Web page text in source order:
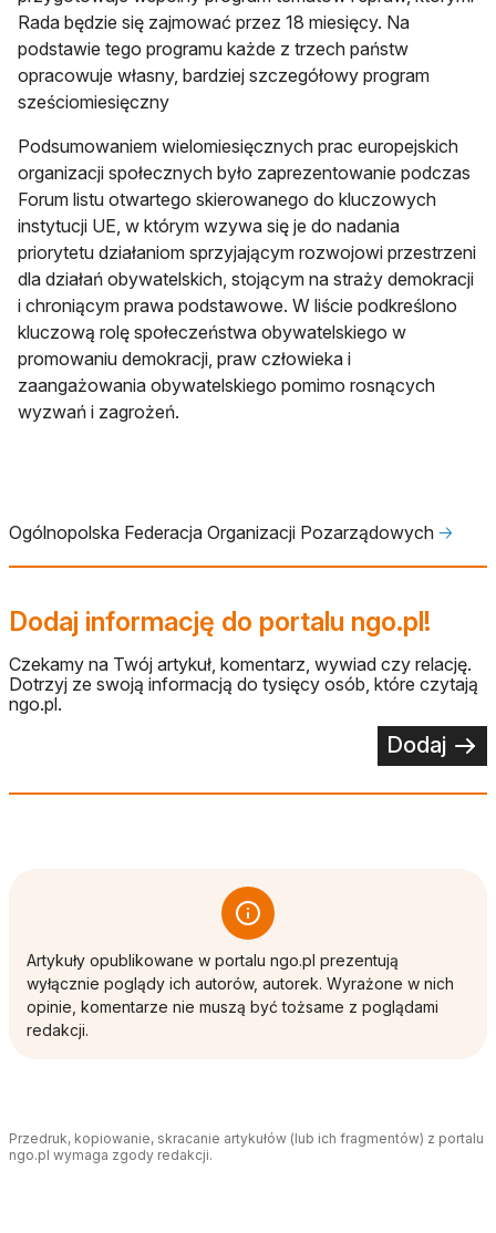
Rada będzie się zajmować przez 18 miesięcy. Na
podstawie tego programu każde z trzech państw
opracowuje własny, bardziej szczegółowy program
sześciomiesięczny
Podsumowaniem wielomiesięcznych prac europejskich
organizacji społecznych było zaprezentowanie podczas
Forum listu otwartego skierowanego do kluczowych
instytucji UE, w którym wzywa się je do nadania
priorytetu działaniom sprzyjającym rozwojowi przestrzeni
dla działań obywatelskich, stojącym na straży demokracji
i chroniącym prawa podstawowe. W liście podkreślono
kluczową rolę społeczeństwa obywatelskiego w
promowaniu demokracji, praw człowieka i
zaangażowania obywatelskiego pomimo rosnących
wyzwań i zagrożeń.
Ogólnopolska Federacja Organizacji Pozarządowych 🡢
Dodaj informację do portalu ngo.pl!
Czekamy na Twój artykuł, komentarz, wywiad czy relację.
Dotrzyj ze swoją informacją do tysięcy osób, które czytają
ngo.pl.
Dodaj
Artykuły opublikowane w portalu ngo.pl prezentują
wyłącznie poglądy ich autorów, autorek. Wyrażone w nich
opinie, komentarze nie muszą być tożsame z poglądami
redakcji.
Przedruk, kopiowanie, skracanie artykułów (lub ich fragmentów) z portalu
ngo.pl wymaga zgody redakcji.